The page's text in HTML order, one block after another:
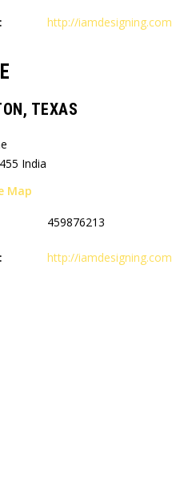
http://iamdesigning.com
TEXAS
India
Map
459876213
http://iamdesigning.com